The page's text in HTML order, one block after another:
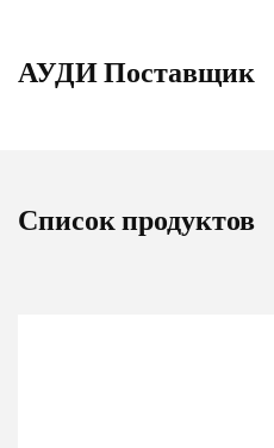
АУДИ Поставщик
Список продуктов